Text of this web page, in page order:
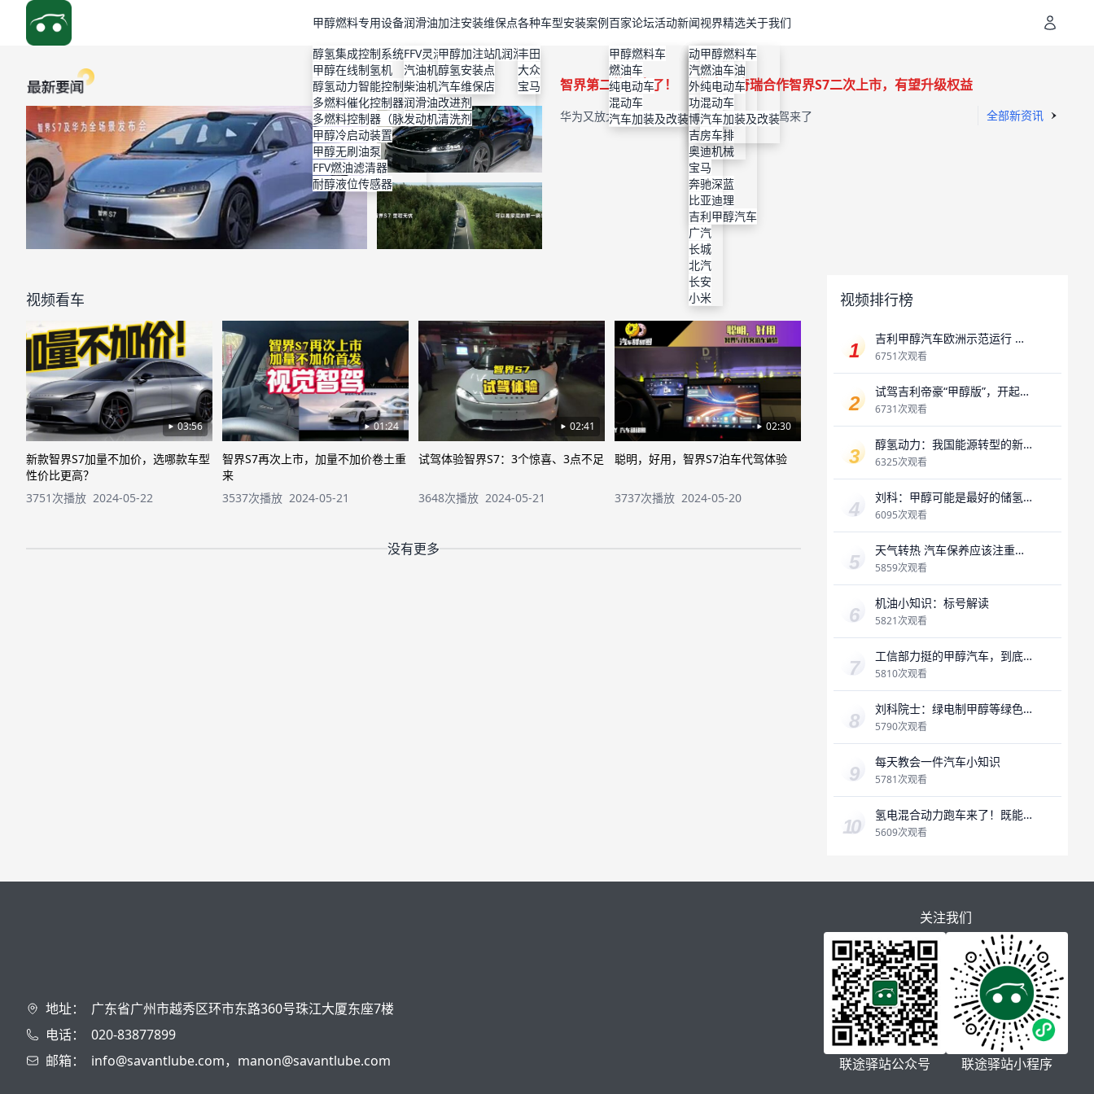
甲醇燃料专用设备
醇氢集成控制系统
甲醇在线制氢机
醇氢动力智能控制器
多燃料催化控制器
多燃料控制器（脉宽）
甲醇冷启动装置
甲醇无刷油泵
FFV燃油滤清器
耐醇液位传感器
润滑油
FFV灵活燃料发动机润滑油
汽油机油
柴油机油
润滑油改进剂
发动机清洗剂
加注安装维保点
甲醇加注站
醇氢安装点
汽车维保店
各种车型安装案例
丰田
大众
宝马
百家论坛
甲醇燃料车
丰田
上汽大通
本田
宝马
现代
通用
福特
广汽
长安深蓝
技术原理
吉利甲醇汽车
燃油车
维保店地址
高性能机油
机油改进剂
使用说明
检验与专利
节能减排
保护机械
纯电动车
特斯拉
理想
小鹏
蔚来
智界
奇瑞
奥迪
宝马
奔驰
比亚迪
吉利
广汽
长城
北汽
长安
小米
混动车
比亚迪
本田
丰田
大众
宝马
吉利
汽车加装及改装
动力改装
汽车美容
外观改装
功能改装
博格华纳
活动新闻视界精选
甲醇燃料车
燃油车
纯电动车
混动车
汽车加装及改装
房车
关于我们
智界第二款车来了！ 华为与奇瑞合作智界S7二次上市，有望升级权益
华为又放大招：智界S7再次上市，全视觉智驾来了
重新发布！智界S7 2.0要来了
买电车牢记“3不买”原则
全部新资讯
视频看车
03:56
新款智界S7加量不加价，选哪款车型
性价比更高？
3751次播放 2024-05-22
01:24
智界S7再次上市，加量不加价卷土重
来
3537次播放 2024-05-21
02:41
试驾体验智界S7：3个惊喜、3点不足
3648次播放 2024-05-21
02:30
聪明，好用，智界S7泊车代驾体验
3737次播放 2024-05-20
没有更多
视频排行榜
吉利甲醇汽车欧洲示范运行 助
推全球交通领域碳中和
6751次观看
试驾吉利帝豪“甲醇版”，开起来
像电动车，“醇耗”是最大惊喜？
6731次观看
醇氢动力：我国能源转型的新
机遇
6325次观看
刘科：甲醇可能是最好的储氢
载体
6095次观看
天气转热 汽车保养应该注重哪
些方面？
5859次观看
机油小知识：标号解读
5821次观看
工信部力挺的甲醇汽车，到底
怎么样，能否破局？
5810次观看
刘科院士：绿电制甲醇等绿色
燃料作为绿氢的载体
5790次观看
每天教会一件汽车小知识
5781次观看
氢电混合动力跑车来了！既能
加氢，又能充电，氢燃料是未
5609次观看
地址：
广东省广州市越秀区环市东路360号珠江大厦东座7楼
电话：
020-83877899
邮箱：
info@savantlube.com，manon@savantlube.com
关注我们
联途驿站公众号 联途驿站小程序